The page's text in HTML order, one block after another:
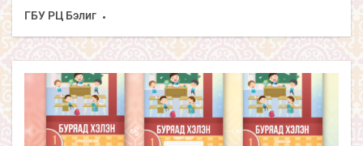
ГБУ РЦ Бэлиг